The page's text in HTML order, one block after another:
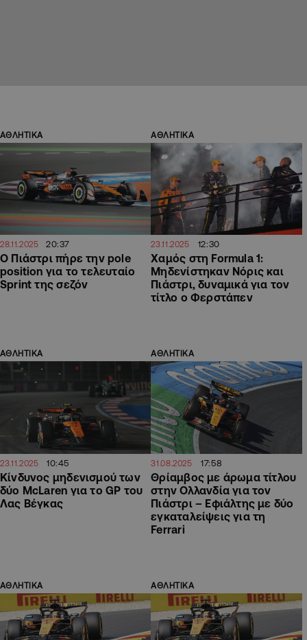
ΑΘΛΗΤΙΚΑ
28.11.2025 20:37
Ο Πιάστρι πήρε την pole
position για το τελευταίο
Sprint της σεζόν
ΑΘΛΗΤΙΚΑ
23.11.2025 12:30
Χαμός στη Formula 1:
Μηδενίστηκαν Νόρις και
Πιάστρι, δυναμικά για τον
τίτλο ο Φερστάπεν
ΑΘΛΗΤΙΚΑ
23.11.2025 10:45
Κίνδυνος μηδενισμού των
δύο McLaren για το GP του
Λας Βέγκας
ΑΘΛΗΤΙΚΑ
31.08.2025 17:58
Θρίαμβος με άρωμα τίτλου
στην Ολλανδία για τον
Πιάστρι – Εφιάλτης με δύο
εγκαταλείψεις για τη
Ferrari
ΑΘΛΗΤΙΚΑ ΑΘΛΗΤΙΚΑ